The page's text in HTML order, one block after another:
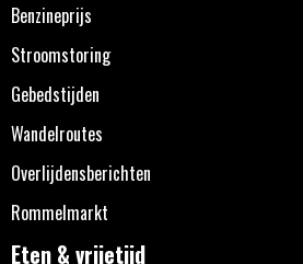
Benzineprijs
Stroomstoring
Gebedstijden
Wandelroutes
Overlijdensberichten
Rommelmarkt
Eten & vrijetijd